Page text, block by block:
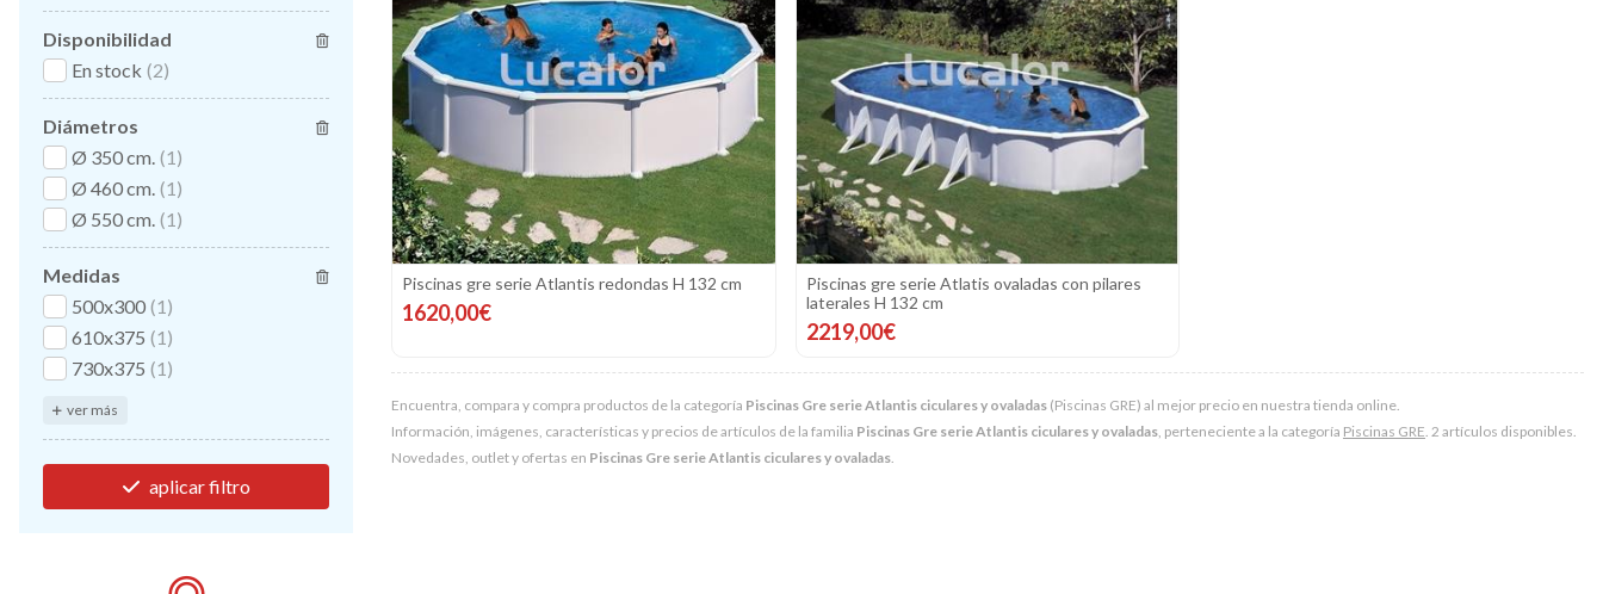
Encuentra, compara y compra productos de la categoría Piscinas Gre serie Atlantis ciculares y ovaladas (Piscinas GRE) al mejor precio en nuestra tienda online.
Información, imágenes, características y precios de artículos de la familia Piscinas Gre serie Atlantis ciculares y ovaladas, perteneciente a la categoría Piscinas GRE. 2 artículos disponibles.
Novedades, outlet y ofertas en Piscinas Gre serie Atlantis ciculares y ovaladas.
Piscinas gre serie Atlantis redondas H 132 cm
1620,00€
Piscinas gre serie Atlatis ovaladas con pilares
laterales H 132 cm
2219,00€
Disponibilidad
En stock (2)
Diámetros
Ø 350 cm. (1)
Ø 460 cm. (1)
Ø 550 cm. (1)
Medidas
500x300 (1)
610x375 (1)
730x375 (1)
ver más
aplicar filtro